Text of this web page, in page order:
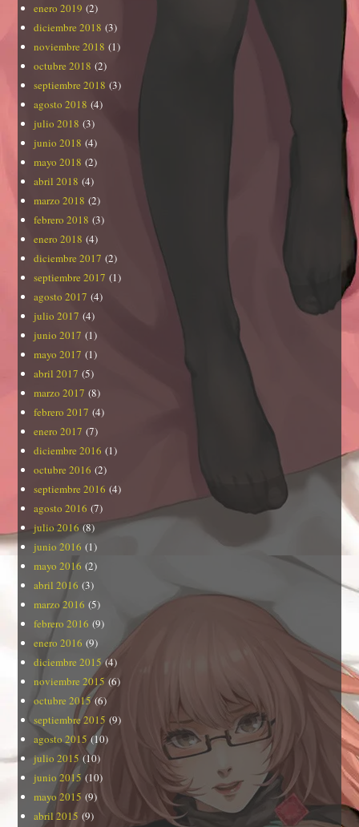
enero 2019 (2)
diciembre 2018 (3)
noviembre 2018 (1)
octubre 2018 (2)
septiembre 2018 (3)
agosto 2018 (4)
julio 2018 (3)
junio 2018 (4)
mayo 2018 (2)
abril 2018 (4)
marzo 2018 (2)
febrero 2018 (3)
enero 2018 (4)
diciembre 2017 (2)
septiembre 2017 (1)
agosto 2017 (4)
julio 2017 (4)
junio 2017 (1)
mayo 2017 (1)
abril 2017 (5)
marzo 2017 (8)
febrero 2017 (4)
enero 2017 (7)
diciembre 2016 (1)
octubre 2016 (2)
septiembre 2016 (4)
agosto 2016 (7)
julio 2016 (8)
junio 2016 (1)
mayo 2016 (2)
abril 2016 (3)
marzo 2016 (5)
febrero 2016 (9)
enero 2016 (9)
diciembre 2015(4)
noviembre 2015 (6)
octubre 2015(6)
septiembre 2015 (9)
agosto 2015(10)
julio 2015 (10)
junio 2015 (10)
mayo 2015 (9)
abril 2015 (9)